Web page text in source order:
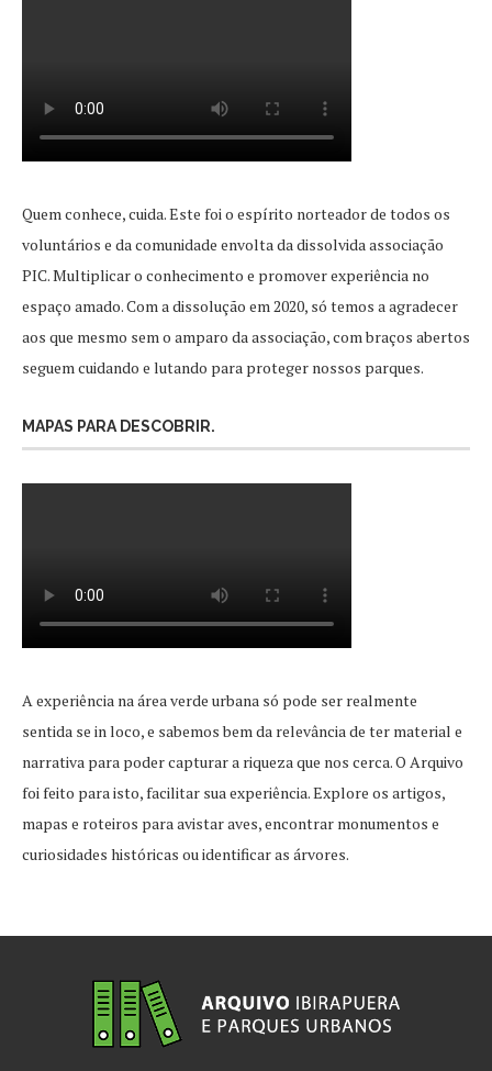
Quem conhece, cuida. Este foi o espírito norteador de todos os
voluntários e da comunidade envolta da dissolvida associação
PIC. Multiplicar o conhecimento e promover experiência no
espaço amado. Com a dissolução em 2020, só temos a agradecer
aos que mesmo sem o amparo da associação, com braços abertos
seguem cuidando e lutando para proteger nossos parques.
MAPAS PARA DESCOBRIR.
A experiência na área verde urbana só pode ser realmente
sentida se in loco, e sabemos bem da relevância de ter material e
narrativa para poder capturar a riqueza que nos cerca. O Arquivo
foi feito para isto, facilitar sua experiência. Explore os artigos,
mapas e roteiros para avistar aves, encontrar monumentos e
curiosidades históricas ou identificar as árvores.